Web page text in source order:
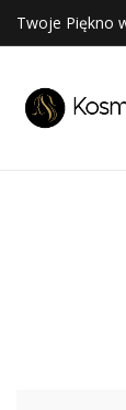
Twoje Piękno